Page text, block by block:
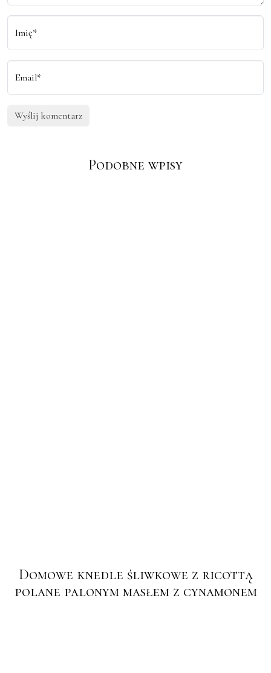
Imię*
Email*
Podobne wpisy
Domowe knedle śliwkowe z ricottą
polane palonym masłem z cynamonem